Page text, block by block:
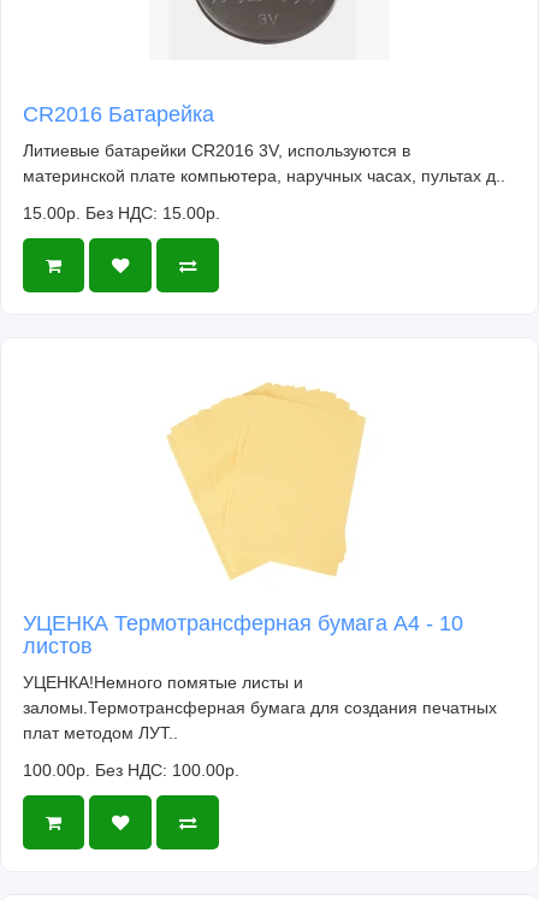
CR2016 Батарейка
Литиевые батарейки CR2016 3V, используются в
материнской плате компьютера, наручных часах, пультах д..
15.00р. Без НДС: 15.00р.
УЦЕНКА Термотрансферная бумага А4 - 10
листов
УЦЕНКА!Немного помятые листы и
заломы.Термотрансферная бумага для создания печатных
плат методом ЛУТ..
100.00р. Без НДС: 100.00р.